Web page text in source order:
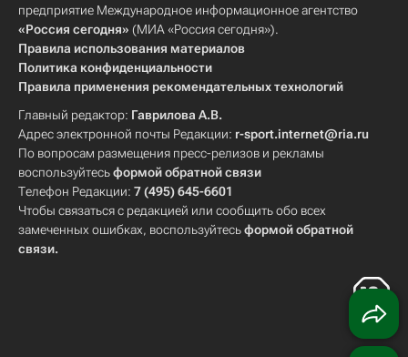
предприятие Международное информационное агентство
«Россия сегодня» (МИА «Россия сегодня»).
Правила использования материалов
Политика конфиденциальности
Правила применения рекомендательных технологий
Главный редактор: Гаврилова А.В.
Адрес электронной почты Редакции: r-sport.internet@ria.ru
По вопросам размещения пресс-релизов и рекламы
воспользуйтесьформой обратной связи
Телефон Редакции: 7 (495) 645-6601
Чтобы связаться с редакцией или сообщить обо всех
замеченных ошибках, воспользуйтесьформой обратной
связи.